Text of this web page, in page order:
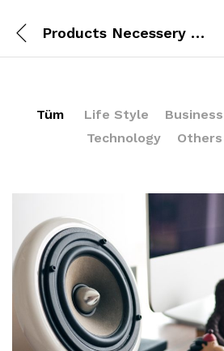
Products Necessery For Mom
Tüm Life Style Business
Technology
Others